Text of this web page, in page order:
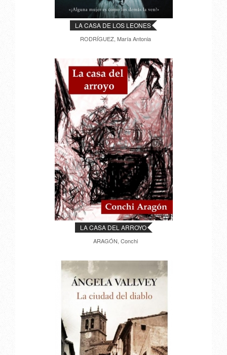
LA CASA DE LOS LEONES
RODRÍGUEZ, María Antonia
LA CASA DEL ARROYO
ARAGÓN, Conchi